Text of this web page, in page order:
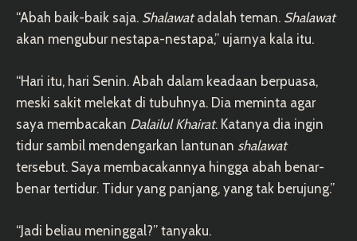
“Abah baik-baik saja. Shalawatadalah teman. Shalawat
akan mengubur nestapa-nestapa,” ujarnya kala itu.
“Hari itu, hari Senin. Abah dalam keadaan berpuasa,
meski sakit melekat di tubuhnya. Dia meminta agar
saya membacakan Dalailul Khairat. Katanya dia ingin
tidur sambil mendengarkan lantunan shalawat
tersebut. Saya membacakannya hingga abah benar-
benar tertidur. Tidur yang panjang, yang tak berujung.”
“Jadi beliau meninggal?” tanyaku.